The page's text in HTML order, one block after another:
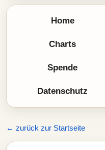
Home
Charts
Spende
Datenschutz
← zurück zur Startseite